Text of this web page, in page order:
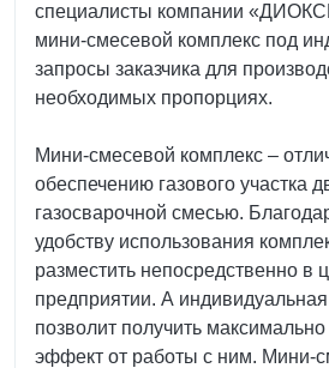
специалисты компании
мини-смесевой комплекс под
запросы заказчика для
необходимых пропорциях.
Мини-смесевой комплекс –
обеспечению газового участка
газосварочной смесью.
удобству использования
разместить непосредственно в
предприятии. А
позволит получить
эффект от работы с ним. Мини-